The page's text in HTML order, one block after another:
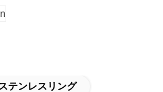
テンレスリング